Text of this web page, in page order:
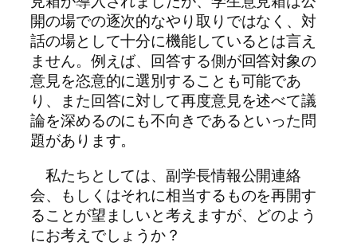
開の場での逐次的なやり取りではなく、対
話の場として十分に機能しているとは言え
ません。例えば、回答する側が回答対象の
意見を恣意的に選別することも可能であ
り、また回答に対して再度意見を述べて議
論を深めるのにも不向きであるといった問
題があります。
私たちとしては、副学長情報公開連絡
会、もしくはそれに相当するものを再開す
ることが望ましいと考えますが、どのよう
にお考えでしょうか？